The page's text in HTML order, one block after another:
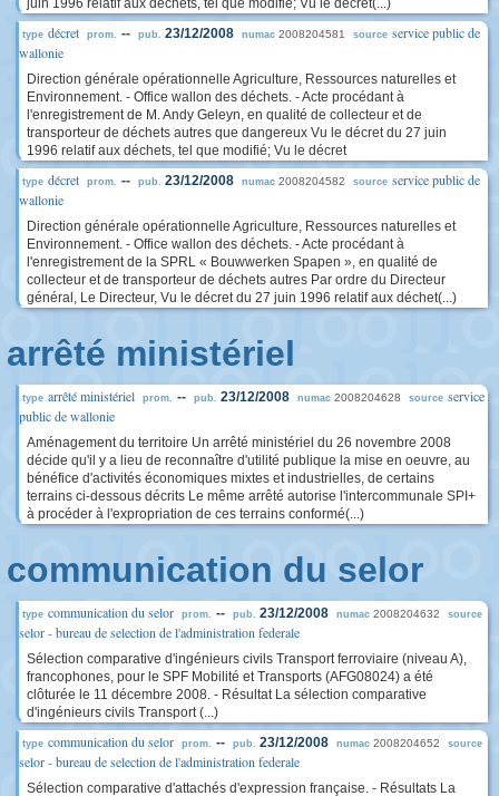
juin 1996 relatif aux déchets, tel que modifié; Vu le décret(...)
type décret prom. -- pub. 23/12/2008 numac 2008204581 source service public de
wallonie
Direction générale opérationnelle Agriculture, Ressources naturelles et
Environnement. - Office wallon des déchets. - Acte procédant à
l'enregistrement de M. Andy Geleyn, en qualité de collecteur et de
transporteur de déchets autres que dangereux Vu le décret du 27 juin
1996 relatif aux déchets, tel que modifié; Vu le décret
type décret prom. -- pub. 23/12/2008 numac 2008204582 source service public de
wallonie
Direction générale opérationnelle Agriculture, Ressources naturelles et
Environnement. - Office wallon des déchets. - Acte procédant à
l'enregistrement de la SPRL « Bouwwerken Spapen », en qualité de
collecteur et de transporteur de déchets autres Par ordre du Directeur
général, Le Directeur, Vu le décret du 27 juin 1996 relatif aux déchet(...)
arrêté ministériel
type arrêté ministériel prom. -- pub. 23/12/2008 numac 2008204628 source service
public de wallonie
Aménagement du territoire Un arrêté ministériel du 26 novembre 2008
décide qu'il y a lieu de reconnaître d'utilité publique la mise en oeuvre, au
bénéfice d'activités économiques mixtes et industrielles, de certains
terrains ci-dessous décrits Le même arrêté autorise l'intercommunale SPI+
à procéder à l'expropriation de ces terrains conformé(...)
communication du selor
type communication du selor prom. -- pub. 23/12/2008 numac 2008204632 source
selor - bureau de selection de l'administration federale
Sélection comparative d'ingénieurs civils Transport ferroviaire (niveau A),
francophones, pour le SPF Mobilité et Transports (AFG08024) a été
clôturée le 11 décembre 2008. - Résultat La sélection comparative
d'ingénieurs civils Transport (...)
type communication du selor prom. -- pub. 23/12/2008 numac 2008204652 source
selor - bureau de selection de l'administration federale
Sélection comparative d'attachés d'expression française. - Résultats La